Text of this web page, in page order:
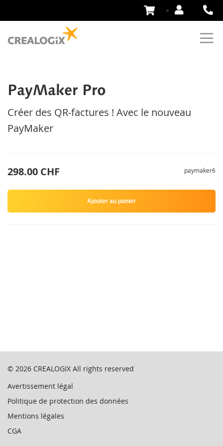
Aller
PayMaker Pro
Créer des QR-factures ! Avec le nouveau
PayMaker
298.00 CHF paymaker6
Ajouter au panier
© 2026 CREALOGIX All rights reserved
Avertissement légal
Politique de protection des données
Mentions légales
CGA